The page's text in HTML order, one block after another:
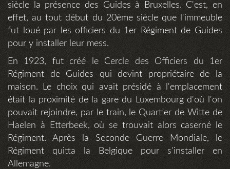
siècle la présence des Guides à Bruxelles. C'est, en
effet, au tout début du 20ème siècle que l'immeuble
fut loué par les officiers du 1er Régiment de Guides
pour y installer leur mess.
En 1923, fut créé le Cercle des Officiers du 1er
Régiment de Guides qui devint propriétaire de la
maison. Le choix qui avait présidé à l'emplacement
était la proximité de la gare du Luxembourg d'où l'on
pouvait rejoindre, par le train, le Quartier de Witte de
Haelen à Etterbeek, où se trouvait alors caserné le
Régiment. Après la Seconde Guerre Mondiale, le
Régiment quitta la Belgique pour s'installer en
Allemagne.